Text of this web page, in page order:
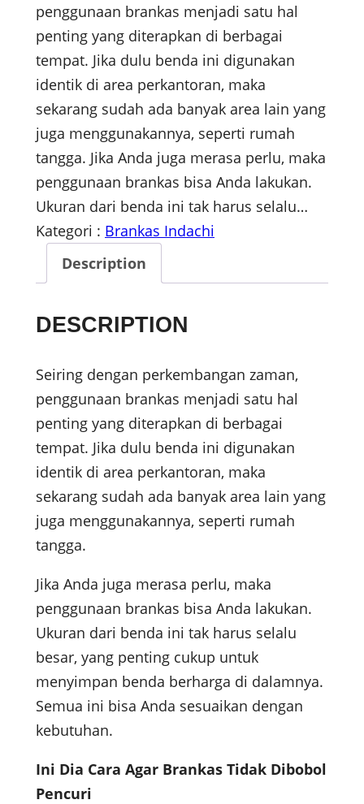
penggunaan brankas menjadi satu hal
penting yang diterapkan di berbagai
tempat. Jika dulu benda ini digunakan
identik di area perkantoran, maka
sekarang sudah ada banyak area lain yang
juga menggunakannya, seperti rumah
tangga. Jika Anda juga merasa perlu, maka
penggunaan brankas bisa Anda lakukan.
Ukuran dari benda ini tak harus selalu…
Kategori : Brankas Indachi
Description
DESCRIPTION
Seiring dengan perkembangan zaman,
penggunaan brankas menjadi satu hal
penting yang diterapkan di berbagai
tempat. Jika dulu benda ini digunakan
identik di area perkantoran, maka
sekarang sudah ada banyak area lain yang
juga menggunakannya, seperti rumah
tangga.
Jika Anda juga merasa perlu, maka
penggunaan brankas bisa Anda lakukan.
Ukuran dari benda ini tak harus selalu
besar, yang penting cukup untuk
menyimpan benda berharga di dalamnya.
Semua ini bisa Anda sesuaikan dengan
kebutuhan.
Ini Dia Cara Agar Brankas Tidak Dibobol
Pencuri